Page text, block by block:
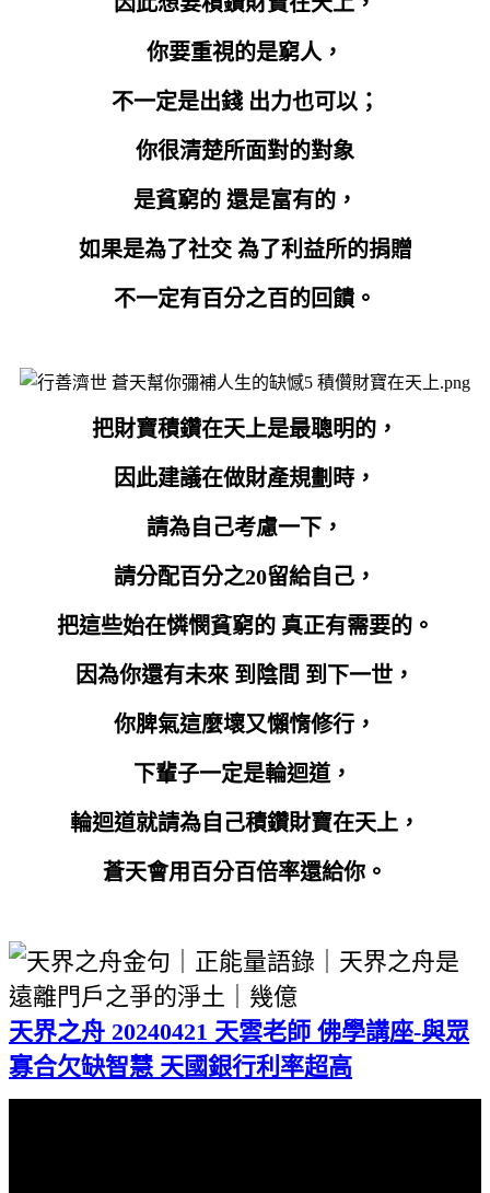
你要重視的是窮人，
不一定是出錢 出力也可以；
你很清楚所面對的對象
是貧窮的 還是富有的，
如果是為了社交 為了利益所的捐贈
不一定有百分之百的回饋。
把財寶積鑽在天上是最聰明的，
因此建議在做財產規劃時，
請為自己考慮一下，
請分配百分之20留給自己，
把這些始在憐憫貧窮的 真正有需要的。
因為你還有未來 到陰間 到下一世，
你脾氣這麼壞又懶惰修行，
下輩子一定是輪迴道，
輪迴道就請為自己積鑽財寶在天上，
蒼天會用百分百倍率還給你。
天界之舟 20240421 天雲老師 佛學講座-與眾
寡合欠缺智慧 天國銀行利率超高